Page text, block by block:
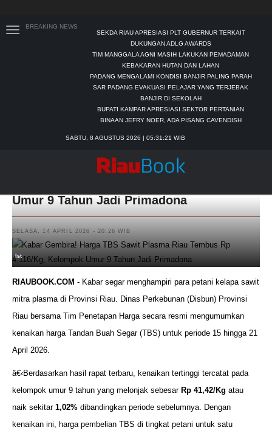
BREAKING NEWS
SEKDA RIAU APRESIASI PLT GUBERNUR TERKAIT
DUKUNGAN ADLG AWARDS
TIM MANGGALA AGNI MASIH LAKUKAN PEMADAMAN
KEBAKARAN HUTAN DAN LAHAN
PADANG MENGALAMI KONDISI BANJIR PALING PARAH
SAR PADANG EVAKUASI PELAJAR YANG TERJEBAK
BANJIR DI SEKOLAH
BUPATI KAMPAR APRESIASI SEKTOR PERTANIAN
BINAAN JEFRY NOER, ADA PISANG CAVENDISH
SABTU, 8 AGUSTUS 2026 | 05:31:22 WIB
Kabar Gembira! Harga TBS Sawit Plasma
Umur 9 Tahun Jadi Primadona
SELASA, 14 APRIL 2026 - 20:26 WIB
Ist
RIAUBOOK.COM - Kabar segar menghampiri para petani kelapa sawit
mitra plasma di Provinsi Riau. Dinas Perkebunan (Disbun) Provinsi
Riau bersama Tim Penetapan Harga secara resmi mengumumkan
kenaikan harga Tandan Buah Segar (TBS) untuk periode 15 hingga 21
April 2026.
â€‹Berdasarkan hasil rapat terbaru, kenaikan tertinggi tercatat pada
kelompok umur 9 tahun yang melonjak sebesar Rp 41,42/Kg atau
naik sekitar 1,02% dibandingkan periode sebelumnya. Dengan
kenaikan ini, harga pembelian TBS di tingkat petani untuk satu